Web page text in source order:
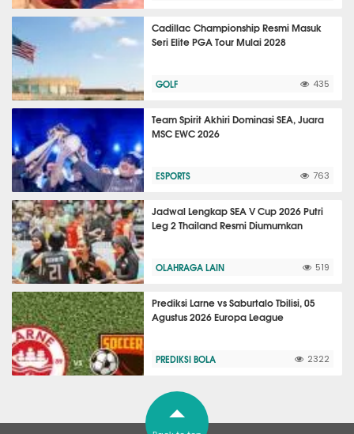
Cadillac Championship Resmi Masuk
Seri Elite PGA Tour Mulai 2028
GOLF 435
Team Spirit Akhiri Dominasi SEA, Juara
MSC EWC 2026
ESPORTS 763
Jadwal Lengkap SEA V Cup 2026 Putri
Leg 2 Thailand Resmi Diumumkan
OLAHRAGA LAIN 519
Prediksi Larne vs Saburtalo Tbilisi, 05
Agustus 2026 Europa League
PREDIKSI BOLA 2322